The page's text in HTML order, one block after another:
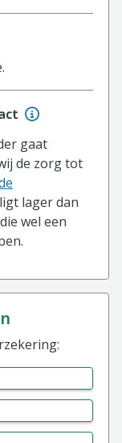
gaat
de zorg tot
bestand)
lager dan
wel een